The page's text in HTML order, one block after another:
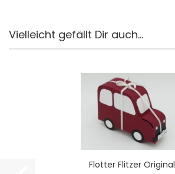
Vielleicht gefällt Dir auch...
Flot­ter Flit­zer Ori­gi­nal